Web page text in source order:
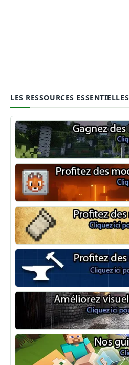
LES RESSOURCES ESSENTIELLES
Optifine
NeoForge
Minecraft Fabric
Minecraft Forge
Shaders Minecraft